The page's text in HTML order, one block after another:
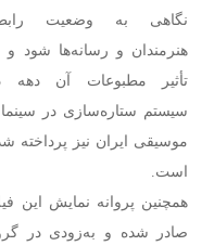
نگاهی به وضعیت
هنرمندان و رسانه‌ها شود و
تأثیر مطبوعات آن دهه
سیستم ستاره‌سازی در
موسیقی ایران نیز پرداخته
است.
همچنین پروانه نمایش این
صادر شده و به‌زودی در